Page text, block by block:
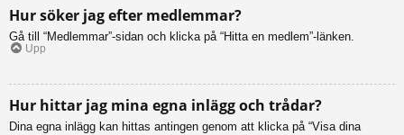
Hur söker jag efter medlemmar?
Gå till “Medlemmar”-sidan och klicka på “Hitta en medlem”-länken.
Upp
Hur hittar jag mina egna inlägg och trådar?
Dina egna inlägg kan hittas antingen genom att klicka på “Visa dina